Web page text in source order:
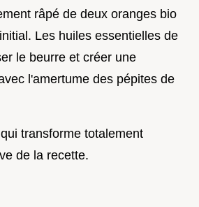
râpé de deux oranges bio
Les huiles essentielles de
le beurre et créer une
l'amertume des pépites de
transforme totalement
de la recette.